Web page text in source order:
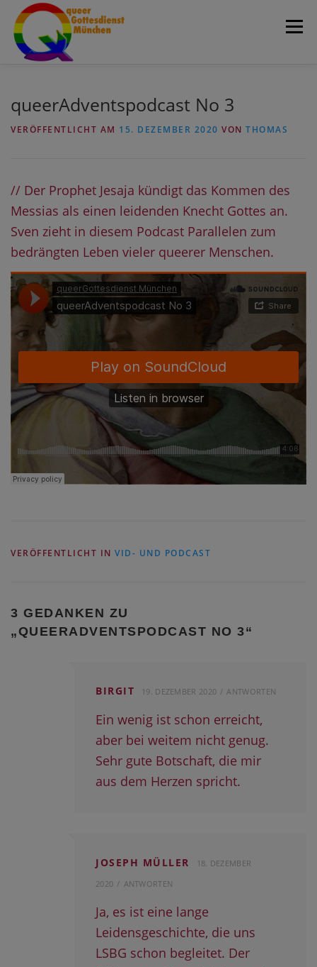
Zum
Inhalt
springen
Menü
Termine Kontakt & Orte Suche
queerAdventspodcast No 3
VERÖFFENTLICHT AM 15. DEZEMBER 2020 VON THOMAS
// Der Prophet Jesaja kündigt das Kommen des
Messias als einen leidenden Knecht Gottes an.
Sven zieht in diesem Podcast Parallelen zum
bedrängten Leben vieler queerer Menschen.
VERÖFFENTLICHT IN VID- UND PODCAST
3 GEDANKEN ZU
„QUEERADVENTSPODCAST NO 3“
BIRGIT 19. DEZEMBER 2020 ANTWORTEN
Ein wenig ist schon erreicht,
aber bei weitem nicht genug.
Sehr gute Botschaft, die mir
aus dem Herzen spricht.
JOSEPH MÜLLER
18. DEZEMBER
2020
ANTWORTEN
Ja, es ist eine lange
Leidensgeschichte, die uns
LSBG schon begleitet. Der